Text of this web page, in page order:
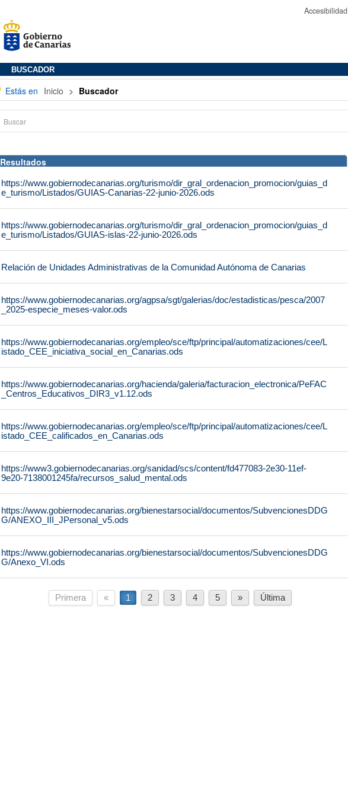
Accesibilidad
BUSCADOR
Estás en Inicio > Buscador
Resultados
https://www.gobiernodecanarias.org/turismo/dir_gral_ordenacion_promocion/guias_d
e_turismo/Listados/GUIAS-Canarias-22-junio-2026.ods
https://www.gobiernodecanarias.org/turismo/dir_gral_ordenacion_promocion/guias_d
e_turismo/Listados/GUIAS-islas-22-junio-2026.ods
Relación de Unidades Administrativas de la Comunidad Autónoma de Canarias
https://www.gobiernodecanarias.org/agpsa/sgt/galerias/doc/estadisticas/pesca/2007
_2025-especie_meses-valor.ods
https://www.gobiernodecanarias.org/empleo/sce/ftp/principal/automatizaciones/cee/L
istado_CEE_iniciativa_social_en_Canarias.ods
https://www.gobiernodecanarias.org/hacienda/galeria/facturacion_electronica/PeFAC
_Centros_Educativos_DIR3_v1.12.ods
https://www.gobiernodecanarias.org/empleo/sce/ftp/principal/automatizaciones/cee/L
istado_CEE_calificados_en_Canarias.ods
https://www3.gobiernodecanarias.org/sanidad/scs/content/fd477083-2e30-11ef-
9e20-7138001245fa/recursos_salud_mental.ods
https://www.gobiernodecanarias.org/bienestarsocial/documentos/SubvencionesDDG
G/ANEXO_III_JPersonal_v5.ods
https://www.gobiernodecanarias.org/bienestarsocial/documentos/SubvencionesDDG
G/Anexo_VI.ods
Primera « 1 2 3 4 5 » Última